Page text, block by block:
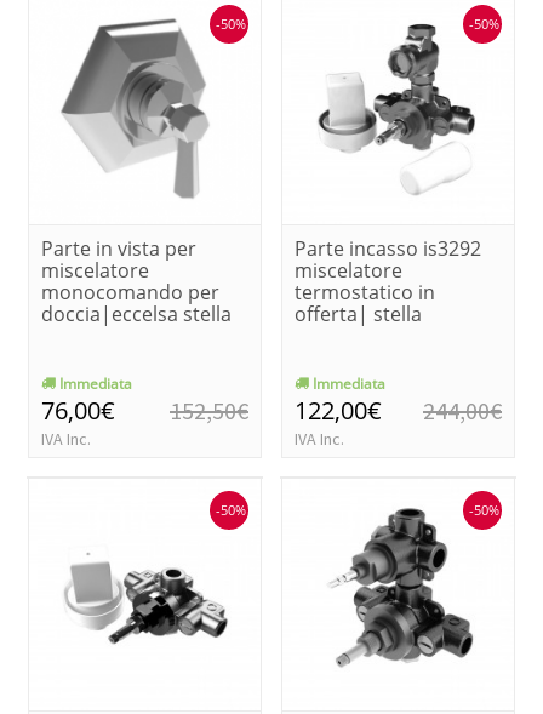
-50%
Parte in vista per
miscelatore
monocomando per
doccia|eccelsa stella
Immediata
76,00€
IVA Inc.
152,50€
-50%
Parte incasso is3292
miscelatore
termostatico in
offerta| stella
Immediata
122,00€
IVA Inc.
244,00€
-50% -50%